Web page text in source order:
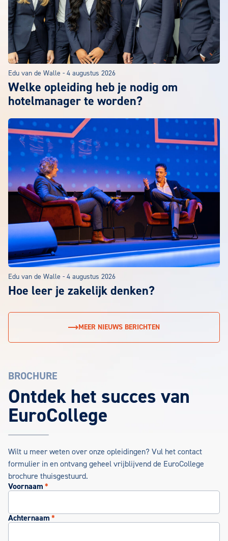
Edu van de Walle - 4 augustus 2026
Welke opleiding heb je nodig om
hotelmanager te worden?
Edu van de Walle - 4 augustus 2026
Hoe leer je zakelijk denken?
MEER NIEUWS BERICHTEN
EuroCollege Brochure aanvragen
BROCHURE
Ontdek het succes van
EuroCollege
Wilt u meer weten over onze opleidingen? Vul het contact
formulier in en ontvang geheel vrijblijvend de EuroCollege
brochure thuisgestuurd.
Voornaam *
Achternaam *